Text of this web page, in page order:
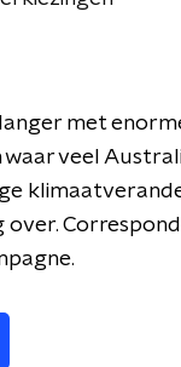
met
waar veel
over.